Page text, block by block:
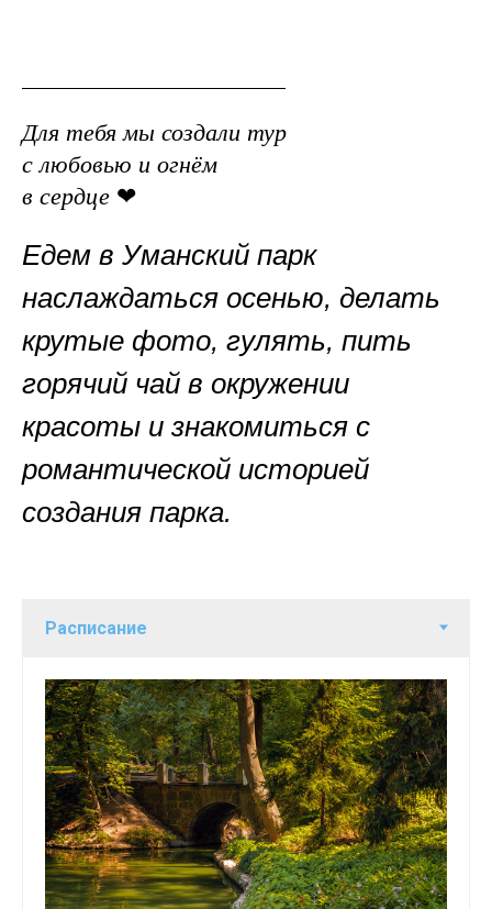
Для тебя мы создали тур
с любовью и огнём
в сердце ❤
Едем в Уманский парк
наслаждаться осенью, делать
крутые фото, гулять, пить
горячий чай в окружении
красоты и знакомиться с
романтической историей
создания парка.